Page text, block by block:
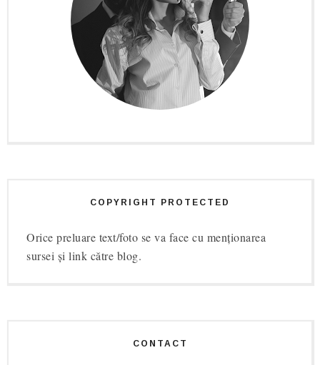
COPYRIGHT PROTECTED
Orice preluare text/foto se va face cu menționarea
sursei și link către blog.
CONTACT